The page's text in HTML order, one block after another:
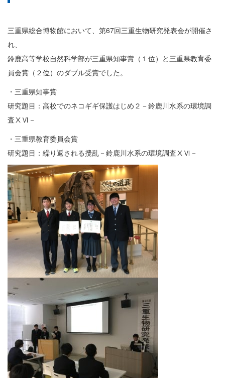
三重県総合博物館において、第67回三重生物研究発表会が開催さ
れ、
鈴鹿高等学校自然科学部が三重県知事賞（１位）と三重県教育委
員会賞（２位）のダブル受賞でした。
・三重県知事賞
研究題目：高校でのネコギギ保護はじめ２－鈴鹿川水系の環境調
査ⅩⅥ－
・三重県教育委員会賞
研究題目：繰り返される攪乱－鈴鹿川水系の環境調査ⅩⅥ－